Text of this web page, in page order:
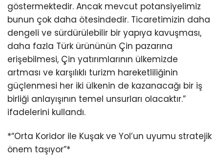
göstermektedir. Ancak mevcut potansiyelimiz
bunun çok daha ötesindedir. Ticaretimizin daha
dengeli ve sürdürülebilir bir yapıya kavuşması,
daha fazla Türk ürününün Çin pazarına
erişebilmesi, Çin yatırımlarının ülkemizde
artması ve karşılıklı turizm hareketliliğinin
güçlenmesi her iki ülkenin de kazanacağı bir iş
birliği anlayışının temel unsurları olacaktır.”
ifadelerini kullandı.
*“Orta Koridor ile Kuşak ve Yol’un uyumu stratejik
önem taşıyor”*